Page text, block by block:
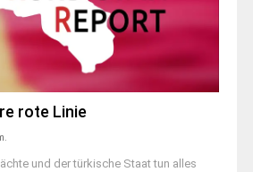
rote Linie
und der türkische Staat tun alles